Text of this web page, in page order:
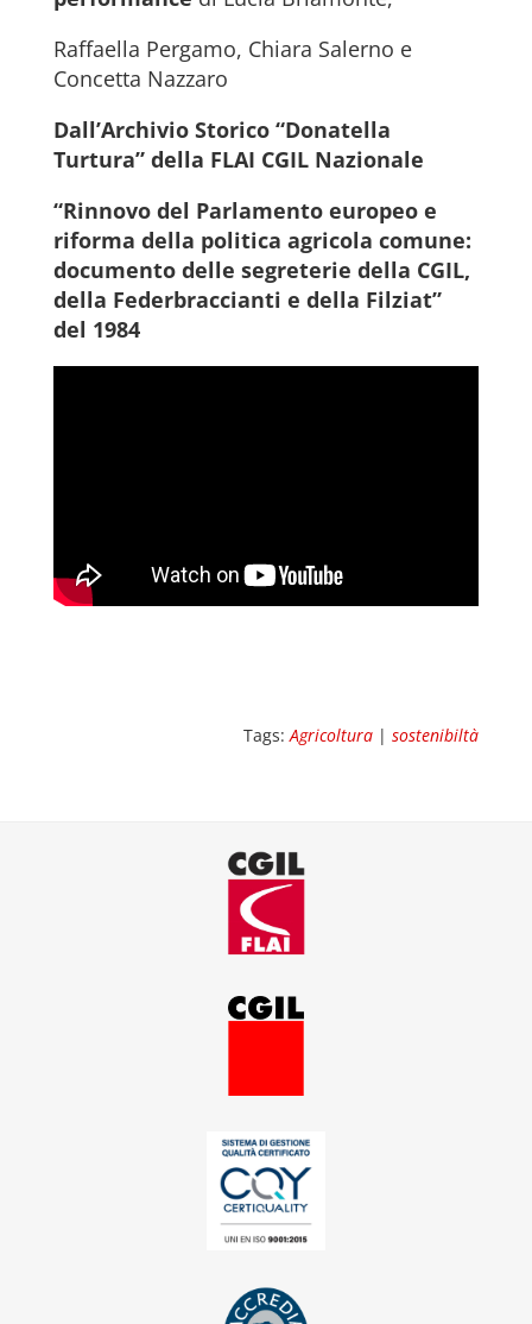
Raffaella Pergamo, Chiara Salerno e
Concetta Nazzaro
Dall’Archivio Storico “Donatella
Turtura” della FLAI CGIL Nazionale
“Rinnovo del Parlamento europeo e
riforma della politica agricola comune:
documento delle segreterie della CGIL,
della Federbraccianti e della Filziat”
del 1984
Tags:Agricoltura |sostenibiltà